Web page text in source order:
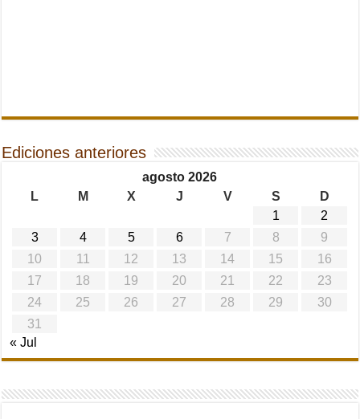
Ediciones anteriores
agosto 2026
L
M X J V S
D
1
2
3
4 5 6 7 8
9
10
11 12 13 14 15
16
17
18 19 20 21 22
23
24
25 26 27 28 29
30
31
« Jul